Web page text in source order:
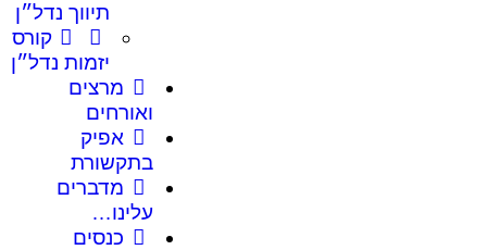
תיווך נדל״ן
קורס
יזמות נדל״ן
מרצים
ואורחים
אפיק
בתקשורת
מדברים
עלינו…
כנסים